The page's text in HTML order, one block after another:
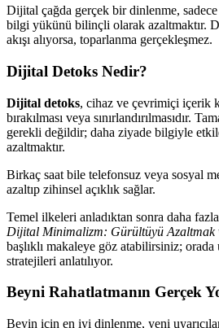
Dijital çağda gerçek bir dinlenme,
bilgi yükünü bilinçli olarak azaltmaktır.
akışı alıyorsa, toparlanma gerçekleşmez.
Dijital Detoks Nedir?
Dijital detoks, cihaz ve çevrimiçi içerik
bırakılması veya sınırlandırılmasıdır.
gerekli değildir; daha ziyade bilgiyle
azaltmaktır.
Birkaç saat bile telefonsuz veya sosyal
azaltıp zihinsel açıklık sağlar.
Temel ilkeleri anladıktan sonra daha
Dijital Minimalizm: Gürültüyü Azaltmak
başlıklı makaleye göz atabilirsiniz;
stratejileri anlatılıyor.
Beyni Rahatlatmanın Gerçek
Beyin için en iyi dinlenme, yeni